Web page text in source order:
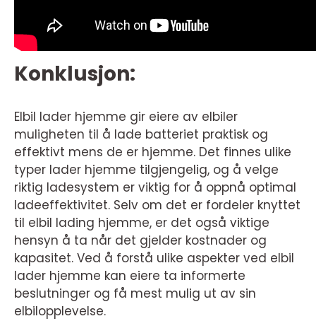
Konklusjon:
Elbil lader hjemme gir eiere av elbiler
muligheten til å lade batteriet praktisk og
effektivt mens de er hjemme. Det finnes ulike
typer lader hjemme tilgjengelig, og å velge
riktig ladesystem er viktig for å oppnå optimal
ladeeffektivitet. Selv om det er fordeler knyttet
til elbil lading hjemme, er det også viktige
hensyn å ta når det gjelder kostnader og
kapasitet. Ved å forstå ulike aspekter ved elbil
lader hjemme kan eiere ta informerte
beslutninger og få mest mulig ut av sin
elbilopplevelse.